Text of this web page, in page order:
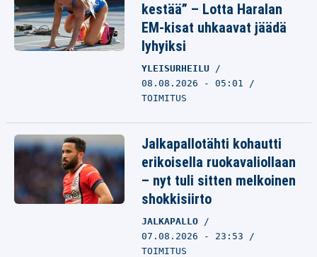
kestää” – Lotta Haralan
EM-kisat uhkaavat jäädä
lyhyiksi
YLEISURHEILU
08.08.2026 - 05:01
TOIMITUS
Jalkapallotähti kohautti
erikoisella ruokavaliollaan
– nyt tuli sitten melkoinen
shokkisiirto
JALKAPALLO
07.08.2026 - 23:53
TOIMITUS